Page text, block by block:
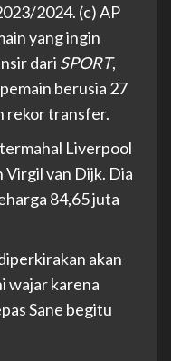
2024. (c) AP
yang ingin
dari SPORT,
berusia 27
rekor transfer.
Liverpool
Virgil van Dijk. Dia
84,65 juta
akan
wajar karena
Sane begitu